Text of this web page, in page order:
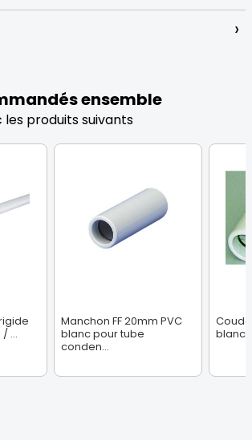
›
ensemble
produits suivants
...
Manchon FF 20mm PVC
blanc pour tube
conden...
Coude
blanc